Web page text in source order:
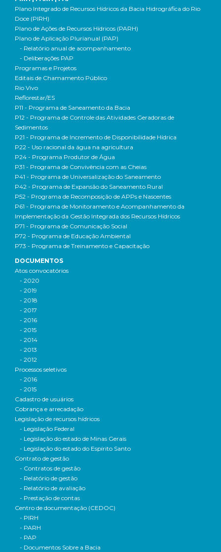
Plano Integrado de Recursos Hídricos da Bacia Hidrográfica do Rio
Doce (PIRH)
Plano de Ações de Recursos Hídricos (PARH)
Plano de Aplicação Plurianual (PAP)
- Relatório anual de acompanhamento
- Deliberações PAP
Programas e Projetos
Editais de Chamamento Público
Rio Vivo
Reflorestar/ES
P11 - Programa de Saneamento da Bacia
P12 - Programa de Controle das Atividades Geradoras de
Sedimentos
P21 - Programa de Incremento de Disponibilidade Hídrica
P22 - Uso racional da água na agricultura
P24 - Programa Produtor de Água
P31 - Programa de Convivência com as Cheias
P41 - Programa de Universalização do Saneamento
P42 - Programa de Expansão do Saneamento Rural
P52 - Programa de Recomposição de APPs e Nascentes
P61 - Programa de Monitoramento e Acompanhamento da
Implementação da Gestão Integrada dos Recursos Hídricos
P71 - Programa de Comunicação Social
P72 - Programa de Educação Ambiental
P73 - Programa de Treinamento e Capacitação
DOCUMENTOS
Atos convocatórios
- 2020
- 2019
- 2018
- 2017
- 2016
- 2015
- 2014
- 2013
- 2012
Processos seletivos
- 2016
- 2015
Cadastro de usuários
Cobrança e arrecadação
Legislação de recursos hídricos
- Legislação Federal
- Legislação do estado de Minas Gerais
- Legislação do estado do Espírito Santo
Contrato de gestão
- Contratos de gestão
- Relatório de gestão
- Relatório de avaliação
- Prestação de contas
Centro de documentação (CEDOC)
- PIRH
- PARH
- PAP
- Documentos Sobre a Bacia